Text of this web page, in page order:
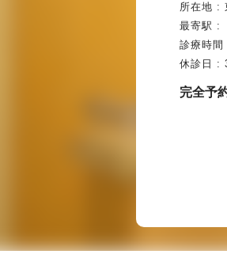
所在地 :
最寄駅 :
診療時
休診日 :
完全予